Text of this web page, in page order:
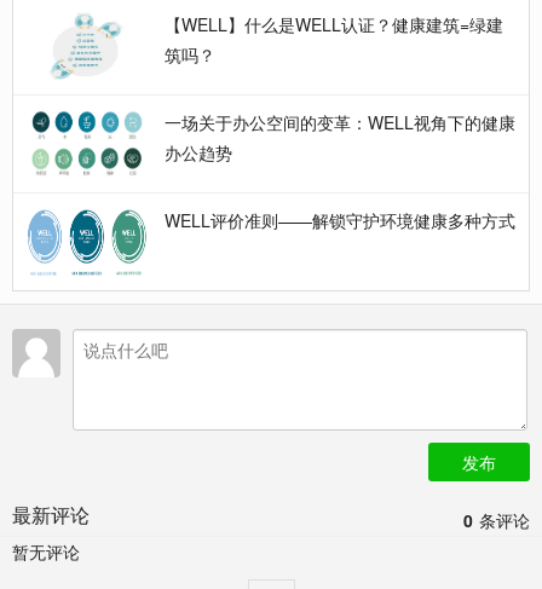
【WELL】什么是WELL认证？健康建筑=绿建
筑吗？
一场关于办公空间的变革：WELL视角下的健康
办公趋势
WELL评价准则——解锁守护环境健康多种方式
发布
0 条评论
最新评论
暂无评论